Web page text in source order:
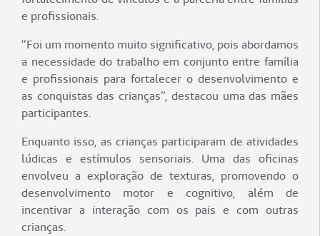
e profissionais.
“Foi um momento muito significativo, pois abordamos
a necessidade do trabalho em conjunto entre família
e profissionais para fortalecer o desenvolvimento e
as conquistas das crianças”, destacou uma das mães
participantes.
Enquanto isso, as crianças participaram de atividades
lúdicas e estímulos sensoriais. Uma das oficinas
envolveu a exploração de texturas, promovendo o
desenvolvimento motor e cognitivo, além de
incentivar a interação com os pais e com outras
crianças.